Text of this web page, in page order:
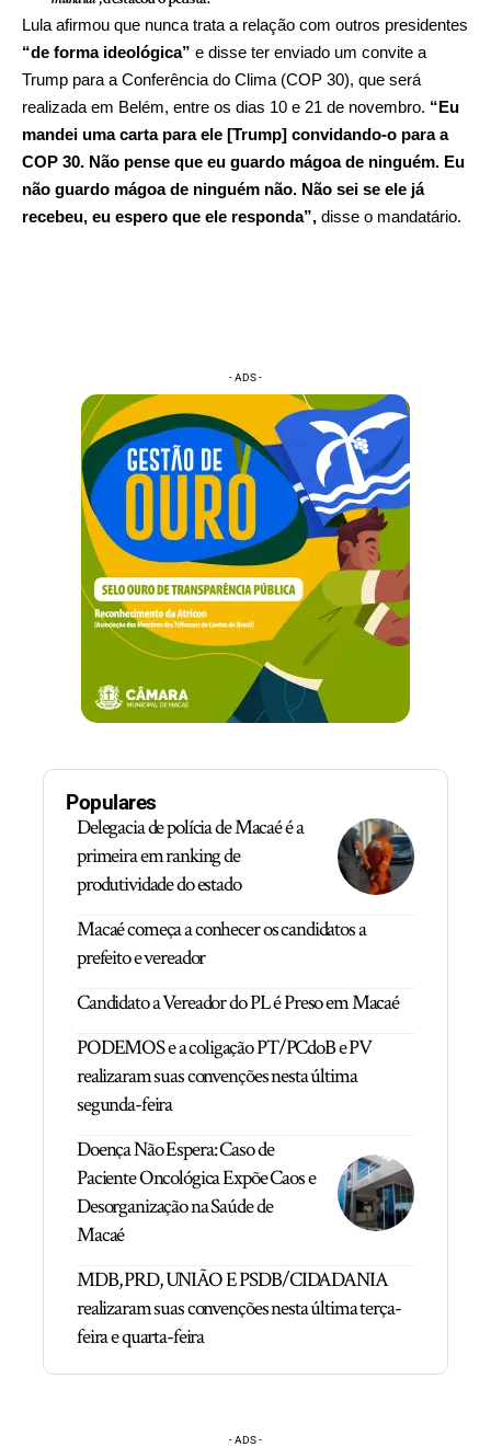
Lula afirmou que nunca trata a relação com outros presidentes
“de forma ideológica” e disse ter enviado um convite a
Trump para a Conferência do Clima (COP 30), que será
realizada em Belém, entre os dias 10 e 21 de novembro. “Eu
mandei uma carta para ele [Trump] convidando-o para a
COP 30. Não pense que eu guardo mágoa de ninguém. Eu
não guardo mágoa de ninguém não. Não sei se ele já
recebeu, eu espero que ele responda”, disse o mandatário.
- ADS -
Populares
Delegacia de polícia de Macaé é a
primeira em ranking de
produtividade do estado
Macaé começa a conhecer os candidatos a
prefeito e vereador
Candidato a Vereador do PL é Preso em Macaé
PODEMOS e a coligação PT/PCdoB e PV
realizaram suas convenções nesta última
segunda-feira
Doença Não Espera: Caso de
Paciente Oncológica Expõe Caos e
Desorganização na Saúde de
Macaé
MDB, PRD, UNIÃO E PSDB/CIDADANIA
realizaram suas convenções nesta última terça-
feira e quarta-feira
- ADS -